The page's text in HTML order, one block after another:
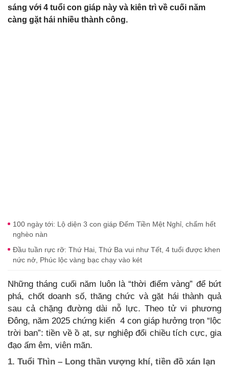
sáng với 4 tuổi con giáp này và kiên trì về cuối năm
càng gặt hái nhiều thành công.
100 ngày tới: Lộ diện 3 con giáp Đếm Tiền Mệt Nghỉ, chấm hết
nghèo nàn
Đầu tuần rực rỡ: Thứ Hai, Thứ Ba vui như Tết, 4 tuổi được khen
nức nở, Phúc lộc vàng bạc chạy vào két
Những tháng cuối năm luôn là “thời điểm vàng” để bứt
phá, chốt doanh số, thăng chức và gặt hái thành quả
sau cả chặng đường dài nỗ lực. Theo tử vi phương
Đông, năm 2025 chứng kiến 4 con giáp hưởng trọn “lộc
trời ban”: tiền về ồ ạt, sự nghiệp đổi chiều tích cực, gia
đạo ấm êm, viên mãn.
1. Tuổi Thìn – Long thần vượng khí, tiền đồ xán lạn